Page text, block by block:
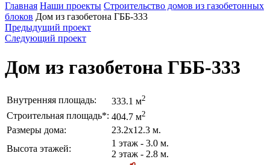
Главная Наши проекты Строительство домов из газобетонных
блоков Дом из газобетона ГББ-333
Предыдущий проект
Следующий проект
Дом из газобетона ГББ-333
Внутренняя площадь: 333.1 м2
Строительная площадь*: 404.7 м2
Размеры дома:
23.2х12.3 м.
Высота этажей:
1 этаж - 3.0 м.
2 этаж - 2.8 м.